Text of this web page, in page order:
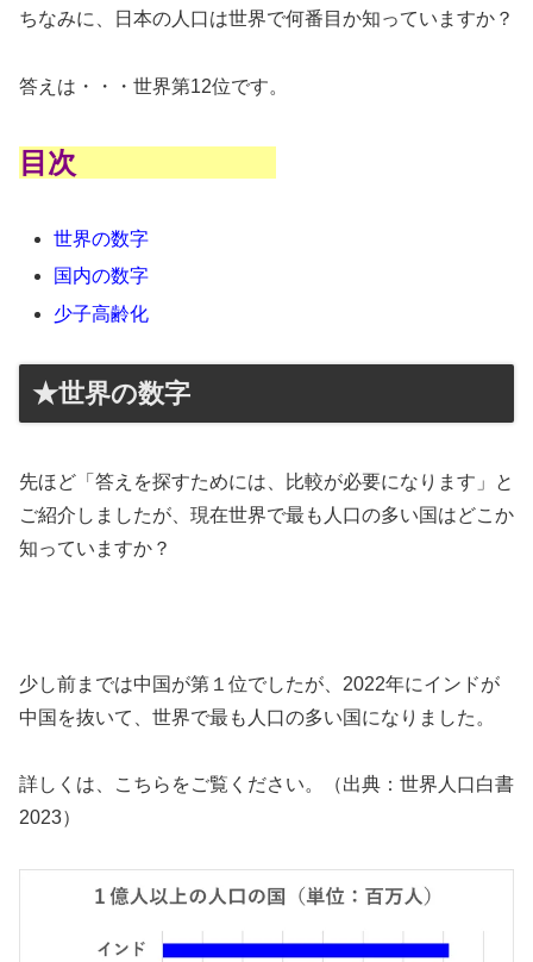
ちなみに、日本の人口は世界で何番目か知っていますか？
答えは・・・世界第12位です。
目次
世界の数字
国内の数字
少子高齢化
★世界の数字
先ほど「答えを探すためには、比較が必要になります」と
ご紹介しましたが、現在世界で最も人口の多い国はどこか
知っていますか？
少し前までは中国が第１位でしたが、2022年にインドが
中国を抜いて、世界で最も人口の多い国になりました。
詳しくは、こちらをご覧ください。（出典：世界人口白書
2023）